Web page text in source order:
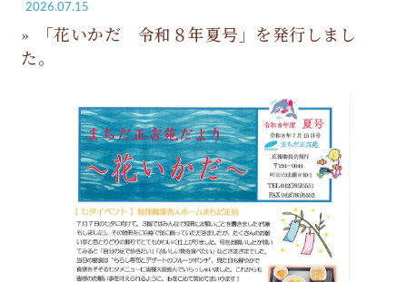
2026.07.15
「花いかだ 令和８年夏号」を発行しまし
た。